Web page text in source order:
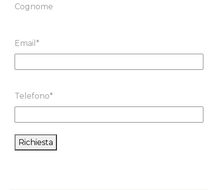
Cognome
Email *
Telefono*
Richiesta